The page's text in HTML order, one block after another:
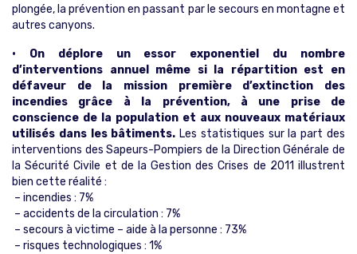
plongée, la prévention en passant par le secours en montagne et
autres canyons.
• On déplore un essor exponentiel du nombre
d’interventions annuel même si la répartition est en
défaveur de la mission première d’extinction des
incendies grâce à la prévention, à une prise de
conscience de la population et aux nouveaux matériaux
utilisés dans les bâtiments. Les statistiques sur la part des
interventions des Sapeurs-Pompiers de la Direction Générale de
la Sécurité Civile et de la Gestion des Crises de 2011 illustrent
bien cette réalité :
– incendies : 7%
– accidents de la circulation : 7%
– secours à victime – aide à la personne : 73%
– risques technologiques : 1%